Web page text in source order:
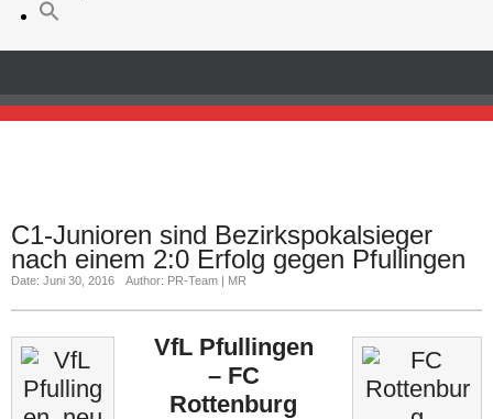
C1-Junioren sind Bezirkspokalsieger
nach einem 2:0 Erfolg gegen Pfullingen
Date: Juni 30, 2016 Author: PR-Team | MR
VfL Pfullingen
– FC
Rottenburg